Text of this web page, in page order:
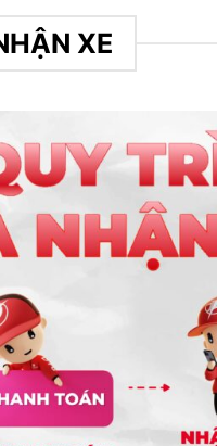
XE